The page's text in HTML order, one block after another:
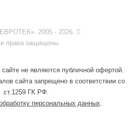
2005 - 2026.
права защищены.
не являются публичной офертой.
сайта запрещено в соответствии со
ст.1259 ГК РФ.
персональных данных